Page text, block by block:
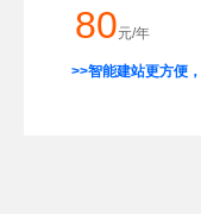
80元/年
>>智能建站更方便，